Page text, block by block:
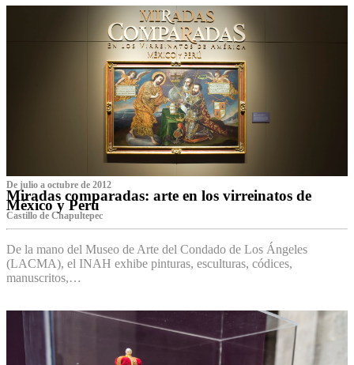
De julio a octubre de 2012
Miradas comparadas: arte en los virreinatos de
México y Perú
Castillo de Chapultepec
De la mano del Museo de Arte del Condado de Los Ángeles
(LACMA), el INAH exhibe pinturas, esculturas, códices,
manuscritos,…